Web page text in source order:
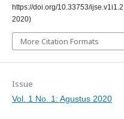
https://doi.org/10.33753/
2020)
More Citation Formats
Issue
Vol. 1 No. 1: Agustus 2020